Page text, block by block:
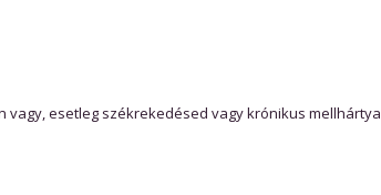
vagy, esetleg székrekedésed vagy krónikus mellhártya